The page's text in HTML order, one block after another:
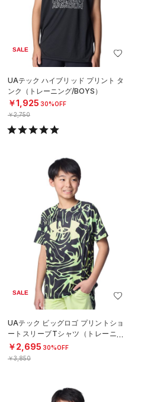
SALE
UAテック ハイブリッド プリント タ
ンク（トレーニング/BOYS）
￥1,925 30%OFF
￥2,750
SALE
UAテック ビッグロゴ プリントショ
ートスリーブTシャツ（トレーニン
グ/BOYS）
￥2,695 30%OFF
￥3,850